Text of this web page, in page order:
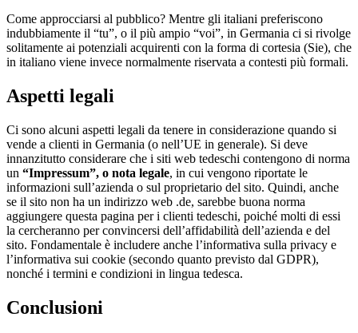
Come approcciarsi al pubblico? Mentre gli italiani preferiscono
indubbiamente il “tu”, o il più ampio “voi”, in Germania ci si rivolge
solitamente ai potenziali acquirenti con la forma di cortesia (Sie), che
in italiano viene invece normalmente riservata a contesti più formali.
Aspetti legali
Ci sono alcuni aspetti legali da tenere in considerazione quando si
vende a clienti in Germania (o nell’UE in generale). Si deve
innanzitutto considerare che i siti web tedeschi contengono di norma
un “Impressum”, o nota legale, in cui vengono riportate le
informazioni sull’azienda o sul proprietario del sito. Quindi, anche
se il sito non ha un indirizzo web .de, sarebbe buona norma
aggiungere questa pagina per i clienti tedeschi, poiché molti di essi
la cercheranno per convincersi dell’affidabilità dell’azienda e del
sito. Fondamentale è includere anche l’informativa sulla privacy e
l’informativa sui cookie (secondo quanto previsto dal GDPR),
nonché i termini e condizioni in lingua tedesca.
Conclusioni